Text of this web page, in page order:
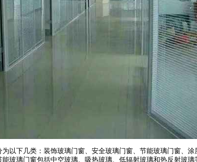
以下几类：装饰玻璃门窗、安全玻璃门窗、节能玻璃门窗、
玻璃门窗包括中空玻璃、吸热玻璃、低辐射玻璃和热反射玻